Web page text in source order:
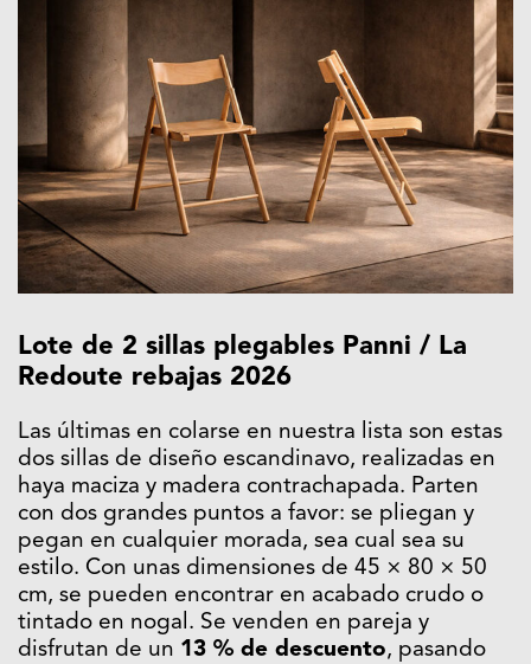
Lote de 2 sillas plegables Panni / La
Redoute rebajas 2026
Las últimas en colarse en nuestra lista son estas
dos sillas de diseño escandinavo, realizadas en
haya maciza y madera contrachapada. Parten
con dos grandes puntos a favor: se pliegan y
pegan en cualquier morada, sea cual sea su
estilo. Con unas dimensiones de 45 × 80 × 50
cm, se pueden encontrar en acabado crudo o
tintado en nogal. Se venden en pareja y
disfrutan de un 13 % de descuento, pasando